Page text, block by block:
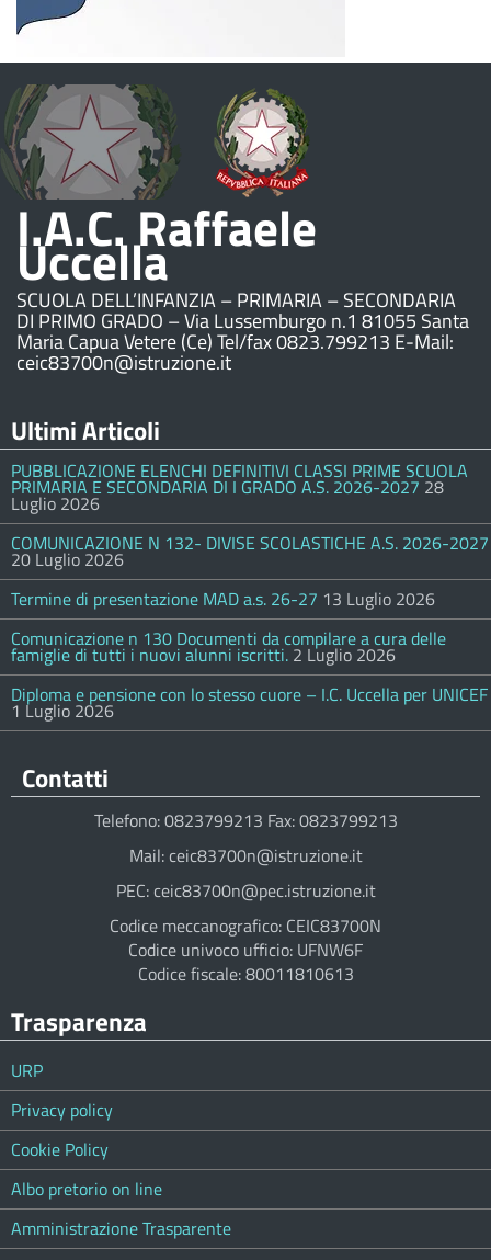
I.A.C. Raffaele
Uccella
SCUOLA DELL’INFANZIA – PRIMARIA – SECONDARIA
DI PRIMO GRADO – Via Lussemburgo n.1 81055 Santa
Maria Capua Vetere (Ce) Tel/fax 0823.799213 E-Mail:
ceic83700n@istruzione.it
Ultimi Articoli
PUBBLICAZIONE ELENCHI DEFINITIVI CLASSI PRIME SCUOLA
PRIMARIA E SECONDARIA DI I GRADO A.S. 2026-2027 28
Luglio 2026
COMUNICAZIONE N 132- DIVISE SCOLASTICHE A.S. 2026-2027
20 Luglio 2026
Termine di presentazione MAD a.s. 26-27 13 Luglio 2026
Comunicazione n 130 Documenti da compilare a cura delle
famiglie di tutti i nuovi alunni iscritti. 2 Luglio 2026
Diploma e pensione con lo stesso cuore – I.C. Uccella per UNICEF
1 Luglio 2026
Contatti
Telefono: 0823799213 Fax: 0823799213
Mail: ceic83700n@istruzione.it
PEC: ceic83700n@pec.istruzione.it
Codice meccanografico: CEIC83700N
Codice univoco ufficio: UFNW6F
Codice fiscale: 80011810613
Trasparenza
URP
Privacy policy
Cookie Policy
Albo pretorio on line
Amministrazione Trasparente